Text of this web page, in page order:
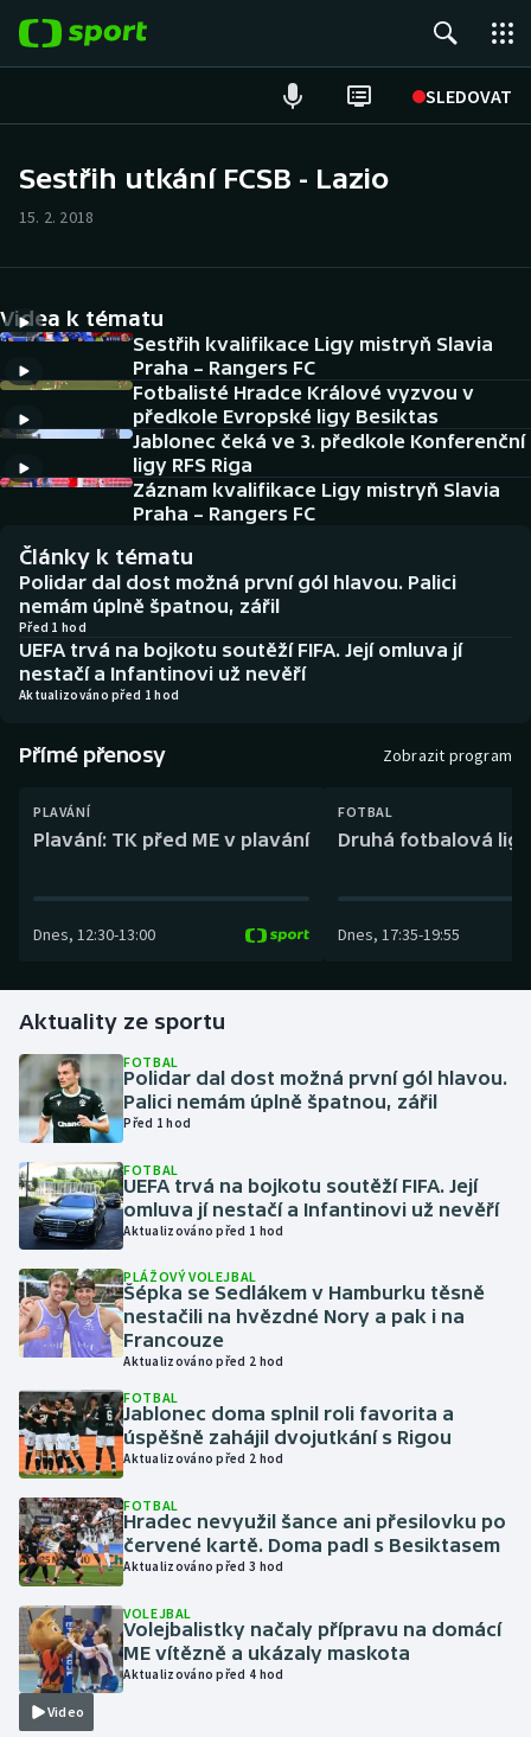
SLEDOVAT
Hokej
Tenis
Atletika
Cyklistika
DALŠÍ SPORTY
Americký fotbal
Baseball a softbal
Basketbal
Biatlon
Curling
Florbal
Golf
Gymnastika
Házená
Jezdectví
Judo
Krasobruslení
Lezení
Lyže a snowboard
Moderní pětiboj
Motorsport
Olympijské hry
Parasport
NEPŘEHLÉDNĚTE
Soutěže
Historické návraty
Aplikace ČT sport
Sestřih utkání FCSB - Lazio
15. 2. 2018
Videa k tématu
Sestřih kvalifikace Ligy mistryň Slavia
Praha – Rangers FC
Fotbalisté Hradce Králové vyzvou v
předkole Evropské ligy Besiktas
Jablonec čeká ve 3. předkole Konferenční
ligy RFS Riga
Záznam kvalifikace Ligy mistryň Slavia
Praha – Rangers FC
Články k tématu
Polidar dal dost možná první gól hlavou. Palici
nemám úplně špatnou, zářil
Před 1 hod
UEFA trvá na bojkotu soutěží FIFA. Její omluva jí
nestačí a Infantinovi už nevěří
Aktualizováno před 1 hod
Přímé přenosy Zobrazit program
PLAVÁNÍ
Plavání: TK před ME v plavání
Dnes, 12:30-13:00
FOTBAL
Druhá fotbalová
Dnes, 17:35-19:55
Aktuality ze sportu
FOTBAL
Polidar dal dost možná první gól hlavou.
Palici nemám úplně špatnou, zářil
Před 1 hod
FOTBAL
UEFA trvá na bojkotu soutěží FIFA. Její
omluva jí nestačí a Infantinovi už nevěří
Aktualizováno před 1 hod
PLÁŽOVÝ VOLEJBAL
Šépka se Sedlákem v Hamburku těsně
nestačili na hvězdné Nory a pak i na
Francouze
Aktualizováno před 2 hod
FOTBAL
Jablonec doma splnil roli favorita a
úspěšně zahájil dvojutkání s Rigou
Aktualizováno před 2 hod
FOTBAL
Hradec nevyužil šance ani přesilovku po
červené kartě. Doma padl s Besiktasem
Aktualizováno před 3 hod
Video
VOLEJBAL
Volejbalistky načaly přípravu na domácí
ME vítězně a ukázaly maskota
Aktualizováno před 4 hod